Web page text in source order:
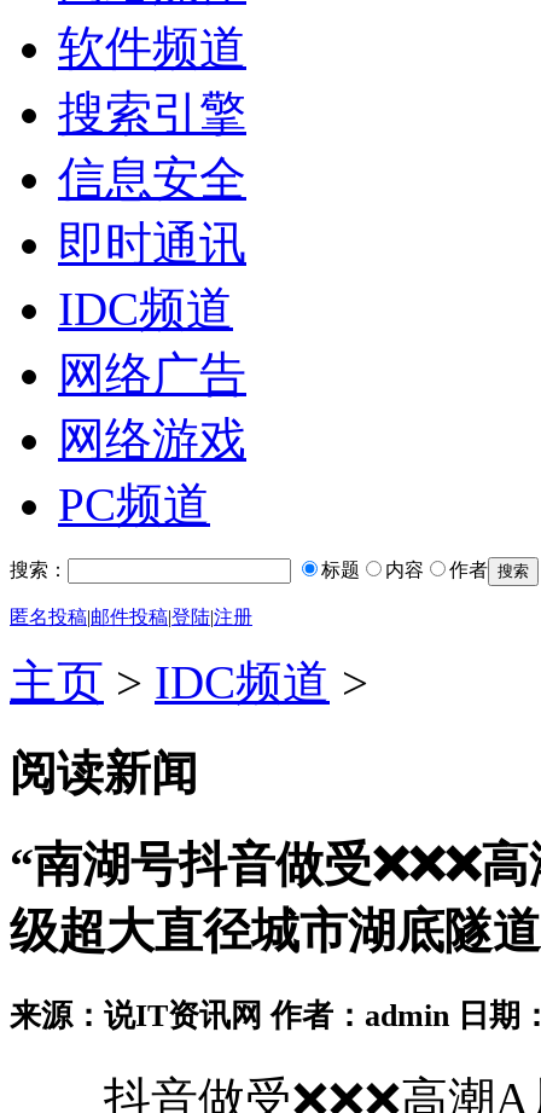
软件频道
搜索引擎
信息安全
即时通讯
IDC频道
网络广告
网络游戏
PC频道
搜索： 标题 内容 作者
匿名投稿|邮件投稿|登陆|注册
主页 > IDC频道 >
阅读新闻
“南湖号抖音做受❌❌❌
级超大直径城市湖底隧道
来源：说IT资讯网 作者：admin 日期
抖音做受❌❌❌高潮A